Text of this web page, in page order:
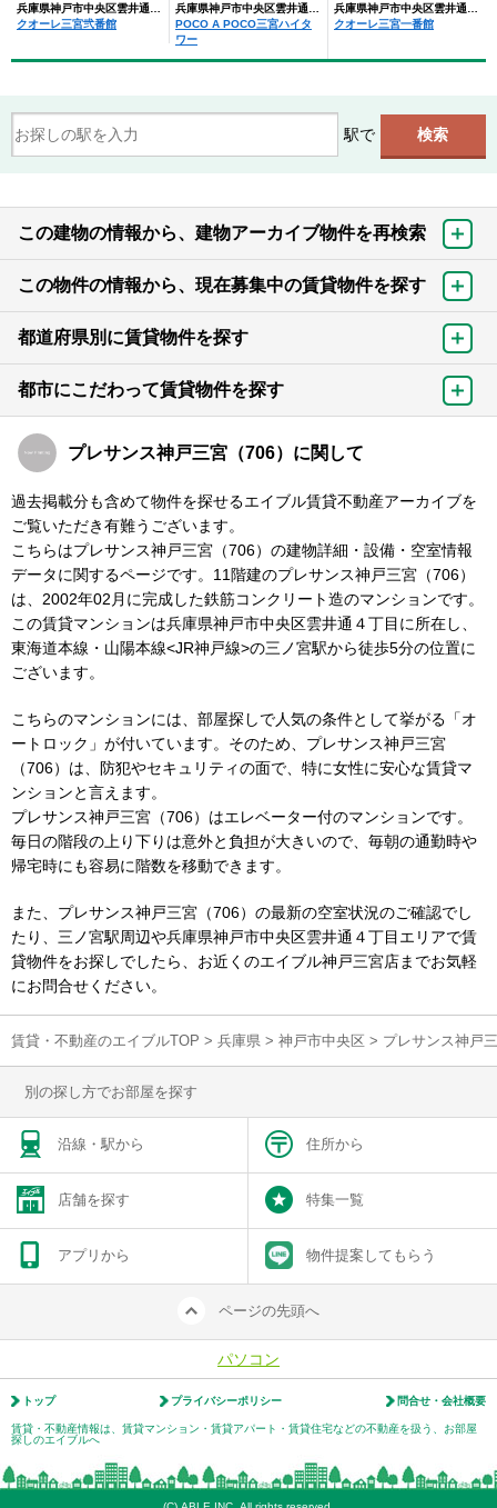
クオーレ三宮弐番館
POCO A POCO三宮ハイタ
ワー
クオーレ三宮一番館
駅で
この建物の情報から、建物アーカイブ物件を再検索
この物件の情報から、現在募集中の賃貸物件を探す
都道府県別に賃貸物件を探す
都市にこだわって賃貸物件を探す
プレサンス神戸三宮（706）に関して
過去掲載分も含めて物件を探せるエイブル賃貸不動産アーカイブを
ご覧いただき有難うございます。
こちらはプレサンス神戸三宮（706）の建物詳細・設備・空室情報
データに関するページです。11階建のプレサンス神戸三宮（706）
は、2002年02月に完成した鉄筋コンクリート造のマンションです。
この賃貸マンションは兵庫県神戸市中央区雲井通４丁目に所在し、
東海道本線・山陽本線<JR神戸線>の三ノ宮駅から徒歩5分の位置に
ございます。
こちらのマンションには、部屋探しで人気の条件として挙がる「オ
ートロック」が付いています。そのため、プレサンス神戸三宮
（706）は、防犯やセキュリティの面で、特に女性に安心な賃貸マ
ンションと言えます。
プレサンス神戸三宮（706）はエレベーター付のマンションです。
毎日の階段の上り下りは意外と負担が大きいので、毎朝の通勤時や
帰宅時にも容易に階数を移動できます。
また、プレサンス神戸三宮（706）の最新の空室状況のご確認でし
たり、三ノ宮駅周辺や兵庫県神戸市中央区雲井通４丁目エリアで賃
貸物件をお探しでしたら、お近くのエイブル神戸三宮店までお気軽
にお問合せください。
賃貸・不動産のエイブルTOP > 兵庫県 > 神戸市中央区 > プレサンス神戸
別の探し方でお部屋を探す
沿線・駅から 住所から
店舗を探す 特集一覧
アプリから 物件提案してもらう
ページの先頭へ
パソコン
トップ プライバシーポリシー 問合せ・会社概要
賃貸・不動産情報は、賃貸マンション・賃貸アパート・賃貸住宅などの不動産を扱う、お部屋
探しのエイブルへ